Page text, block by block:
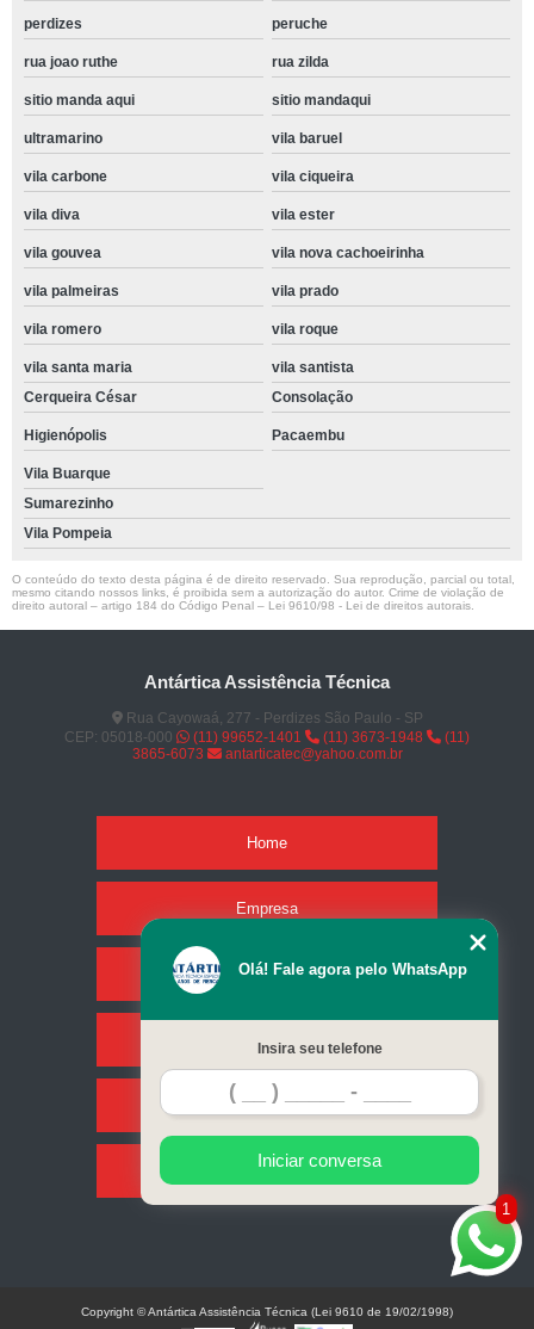
perdizes peruche
rua joao ruthe rua zilda
sitio manda aqui sitio mandaqui
ultramarino vila baruel
vila carbone vila ciqueira
vila diva vila ester
vila gouvea vila nova cachoeirinha
vila palmeiras vila prado
vila romero vila roque
vila santa maria
vila santista
Cerqueira César
Consolação
Higienópolis Pacaembu
Vila Buarque
Sumarezinho
Vila Pompeia
O conteúdo do texto desta página é de direito reservado. Sua reprodução, parcial ou total,
mesmo citando nossos links, é proibida sem a autorização do autor. Crime de violação de
direito autoral – artigo 184 do Código Penal – Lei 9610/98 - Lei de direitos autorais
Antártica Assistência Técnica
Rua Cayowaá, 277 - Perdizes São Paulo - SP
CEP: 05018-000
(11) 99652-1401 (11) 3673-1948
(11)
3865-6073
antarticatec@yahoo.com.br
Home
Empresa
Missão
Serviços
Contato
Mapa do site
1
Olá! Fale agora pelo WhatsApp
Insira seu telefone
Iniciar conversa
Copyright © Antártica Assistência Técnica (Lei 9610 de 19/02/1998)